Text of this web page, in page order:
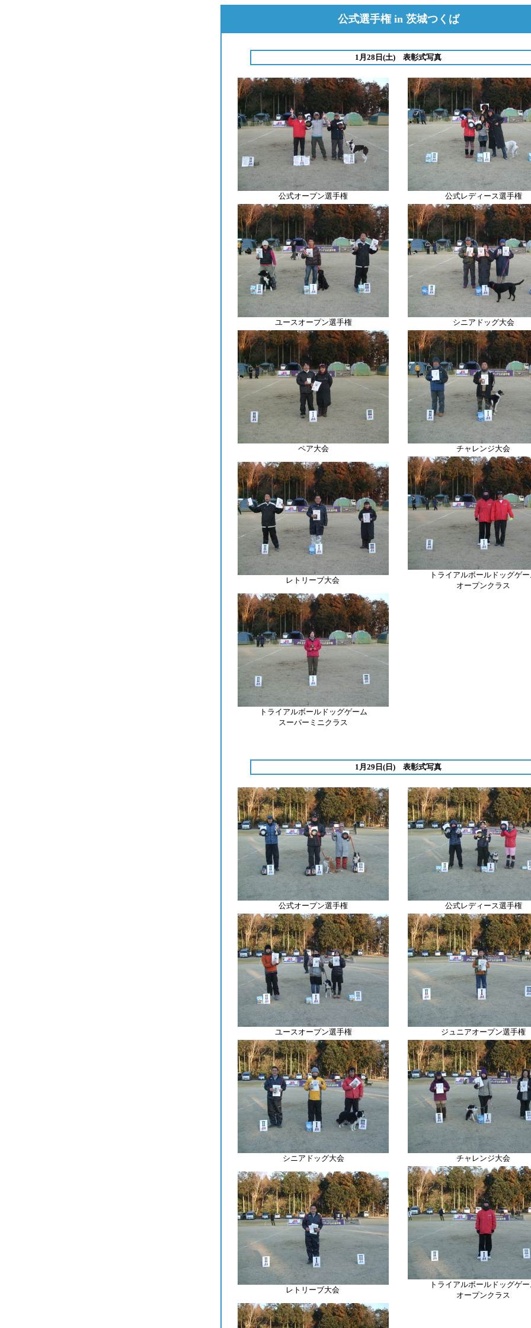
公式選手権 in 茨城つくば
1月28日(土) 表彰式写真
公式オープン選手権 公式レディース選手権
ユースオープン選手権 シニアドッグ大会
ペア大会 チャレンジ大会
レトリーブ大会
トライアルボールドッグゲ
オープンクラス
トライアルボールドッグゲーム
スーパーミニクラス
1月29日(日) 表彰式写真
公式オープン選手権 公式レディース選手権
ユースオープン選手権 ジュニアオープン選手権
シニアドッグ大会 チャレンジ大会
レトリーブ大会
トライアルボールドッグゲ
オープンクラス